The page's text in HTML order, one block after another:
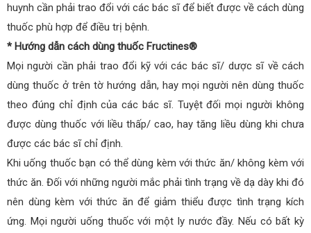
huynh cần phải trao đổi với các bác sĩ để biết được về cách dùng
thuốc phù hợp để điều trị bệnh.
* Hướng dẫn cách dùng thuốc Fructines®
Mọi người cần phải trao đổi kỹ với các bác sĩ/ dược sĩ về cách
dùng thuốc ở trên tờ hướng dẫn, hay mọi người nên dùng thuốc
theo đúng chỉ định của các bác sĩ. Tuyệt đối mọi người không
được dùng thuốc với liều thấp/ cao, hay tăng liều dùng khi chưa
được các bác sĩ chỉ định.
Khi uống thuốc bạn có thể dùng kèm với thức ăn/ không kèm với
thức ăn. Đối với những người mắc phải tình trạng về dạ dày khi đó
nên dùng kèm với thức ăn để giảm thiểu được tình trạng kích
ứng. Mọi người uống thuốc với một ly nước đầy. Nếu có bất kỳ